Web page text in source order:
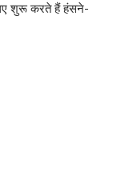
शुरू करते हैं हंसने-